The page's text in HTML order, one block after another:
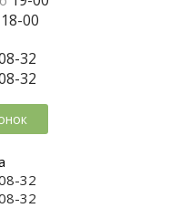
18-00
32
32
32
32